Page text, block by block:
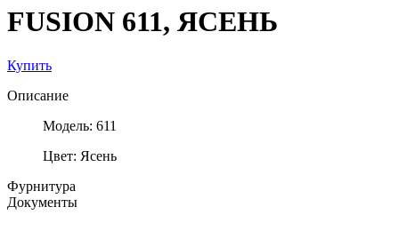
FUSION 611, ЯСЕНЬ
Купить
Описание
Модель: 611
Цвет: Ясень
Фурнитура
Документы